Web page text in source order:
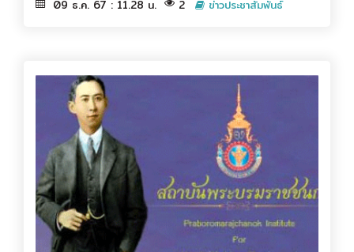
09 ธ.ค. 67 : 11.28 น. 2 ข่าวประชาสัมพันธ์